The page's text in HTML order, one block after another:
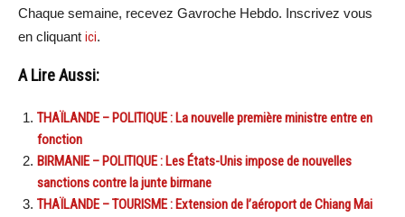
Chaque semaine, recevez Gavroche Hebdo. Inscrivez vous
en cliquant ici.
A Lire Aussi:
THAÏLANDE – POLITIQUE : La nouvelle première ministre entre en
fonction
BIRMANIE – POLITIQUE : Les États-Unis impose de nouvelles
sanctions contre la junte birmane
THAÏLANDE – TOURISME : Extension de l’aéroport de Chiang Mai